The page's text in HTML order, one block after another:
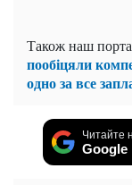
Також наш
пообіцяли
одно за все
Читайте
Google